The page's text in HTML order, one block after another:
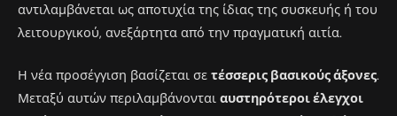
αντιλαμβάνεται ως αποτυχία της ίδιας της συσκευής ή του
λειτουργικού, ανεξάρτητα από την πραγματική αιτία.
Η νέα προσέγγιση βασίζεται σε τέσσερις βασικούς άξονες.
Μεταξύ αυτών περιλαμβάνονται αυστηρότεροι έλεγχοι